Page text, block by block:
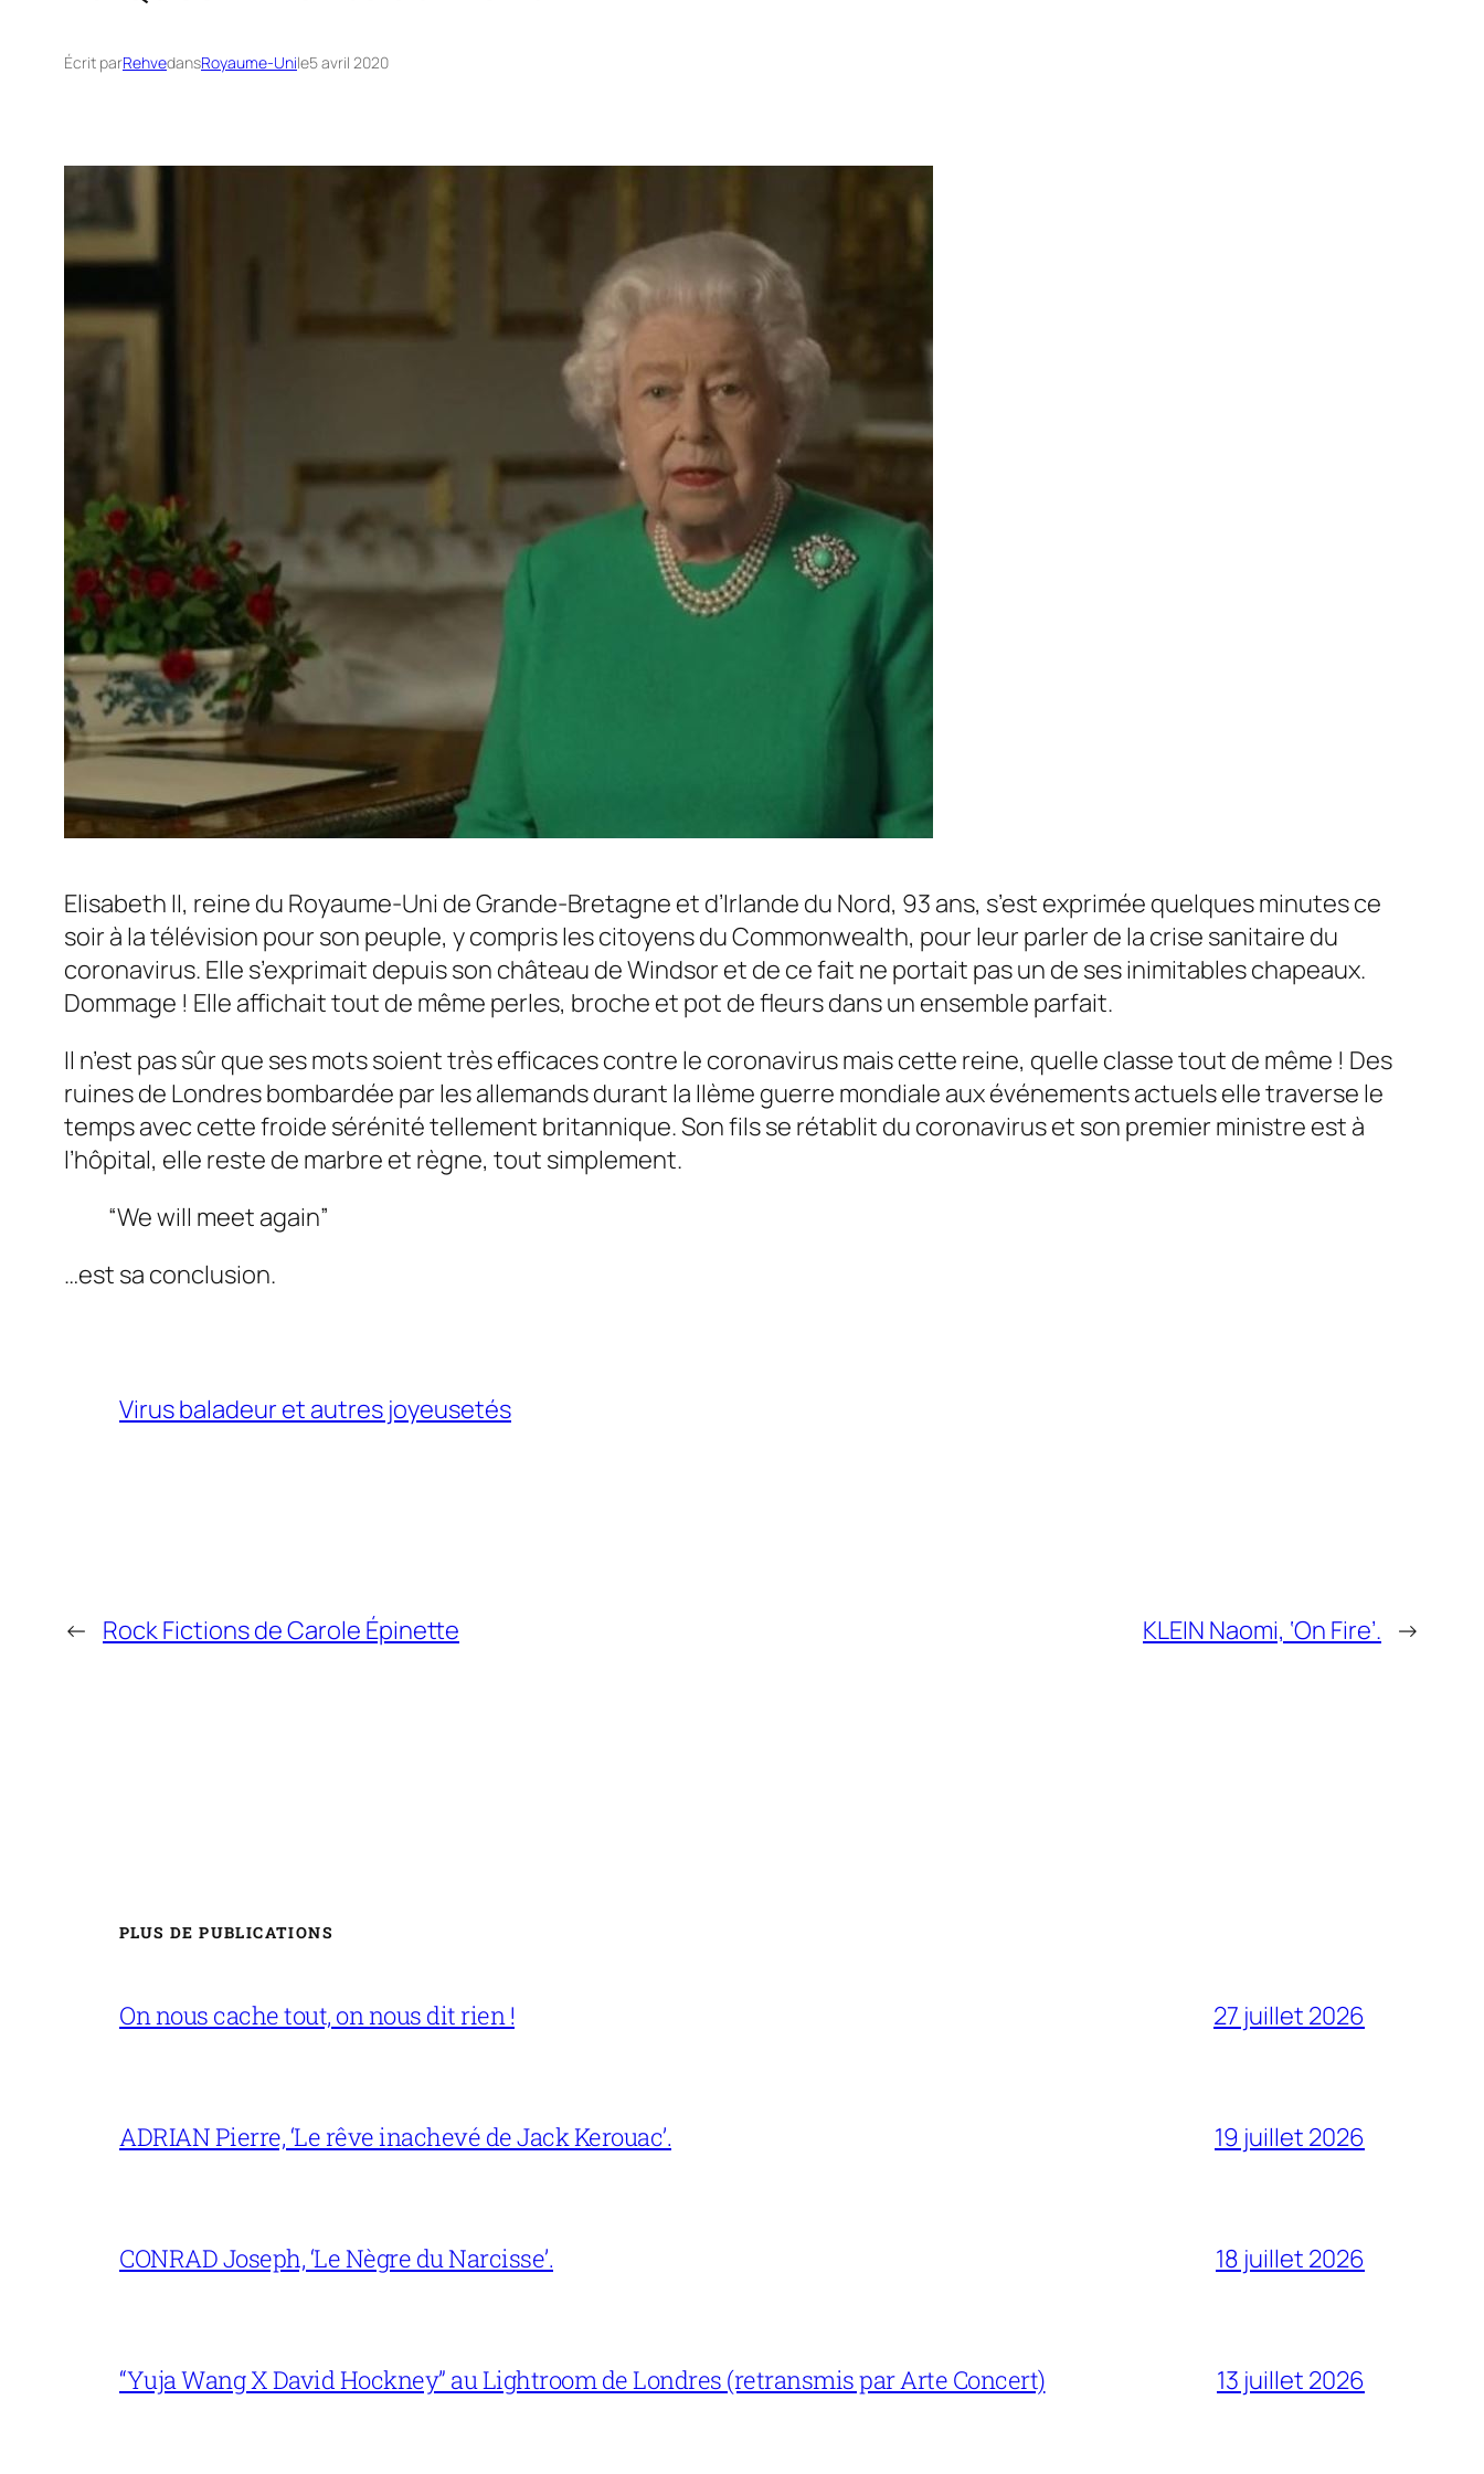
Écrit parRehvedansRoyaume-Unile5 avril 2020
Elisabeth II, reine du Royaume-Uni de Grande-Bretagne et d’Irlande du Nord, 93 ans, s’est exprimée quelques minutes ce
soir à la télévision pour son peuple, y compris les citoyens du Commonwealth, pour leur parler de la crise sanitaire du
coronavirus. Elle s’exprimait depuis son château de Windsor et de ce fait ne portait pas un de ses inimitables chapeaux.
Dommage ! Elle affichait tout de même perles, broche et pot de fleurs dans un ensemble parfait.
Il n’est pas sûr que ses mots soient très efficaces contre le coronavirus mais cette reine, quelle classe tout de même ! Des
ruines de Londres bombardée par les allemands durant la IIème guerre mondiale aux événements actuels elle traverse le
temps avec cette froide sérénité tellement britannique. Son fils se rétablit du coronavirus et son premier ministre est à
l’hôpital, elle reste de marbre et règne, tout simplement.
“We will meet again”
…est sa conclusion.
Virus baladeur et autres joyeusetés
← Rock Fictions de Carole Épinette KLEIN Naomi, ‘On Fire’. →
PLUS DE PUBLICATIONS
On nous cache tout, on nous dit rien ! 27 juillet 2026
ADRIAN Pierre, ‘Le rêve inachevé de Jack Kerouac’. 19 juillet 2026
CONRAD Joseph, ‘Le Nègre du Narcisse’. 18 juillet 2026
“Yuja Wang X David Hockney” au Lightroom de Londres (retransmis par Arte Concert) 13 juillet 2026